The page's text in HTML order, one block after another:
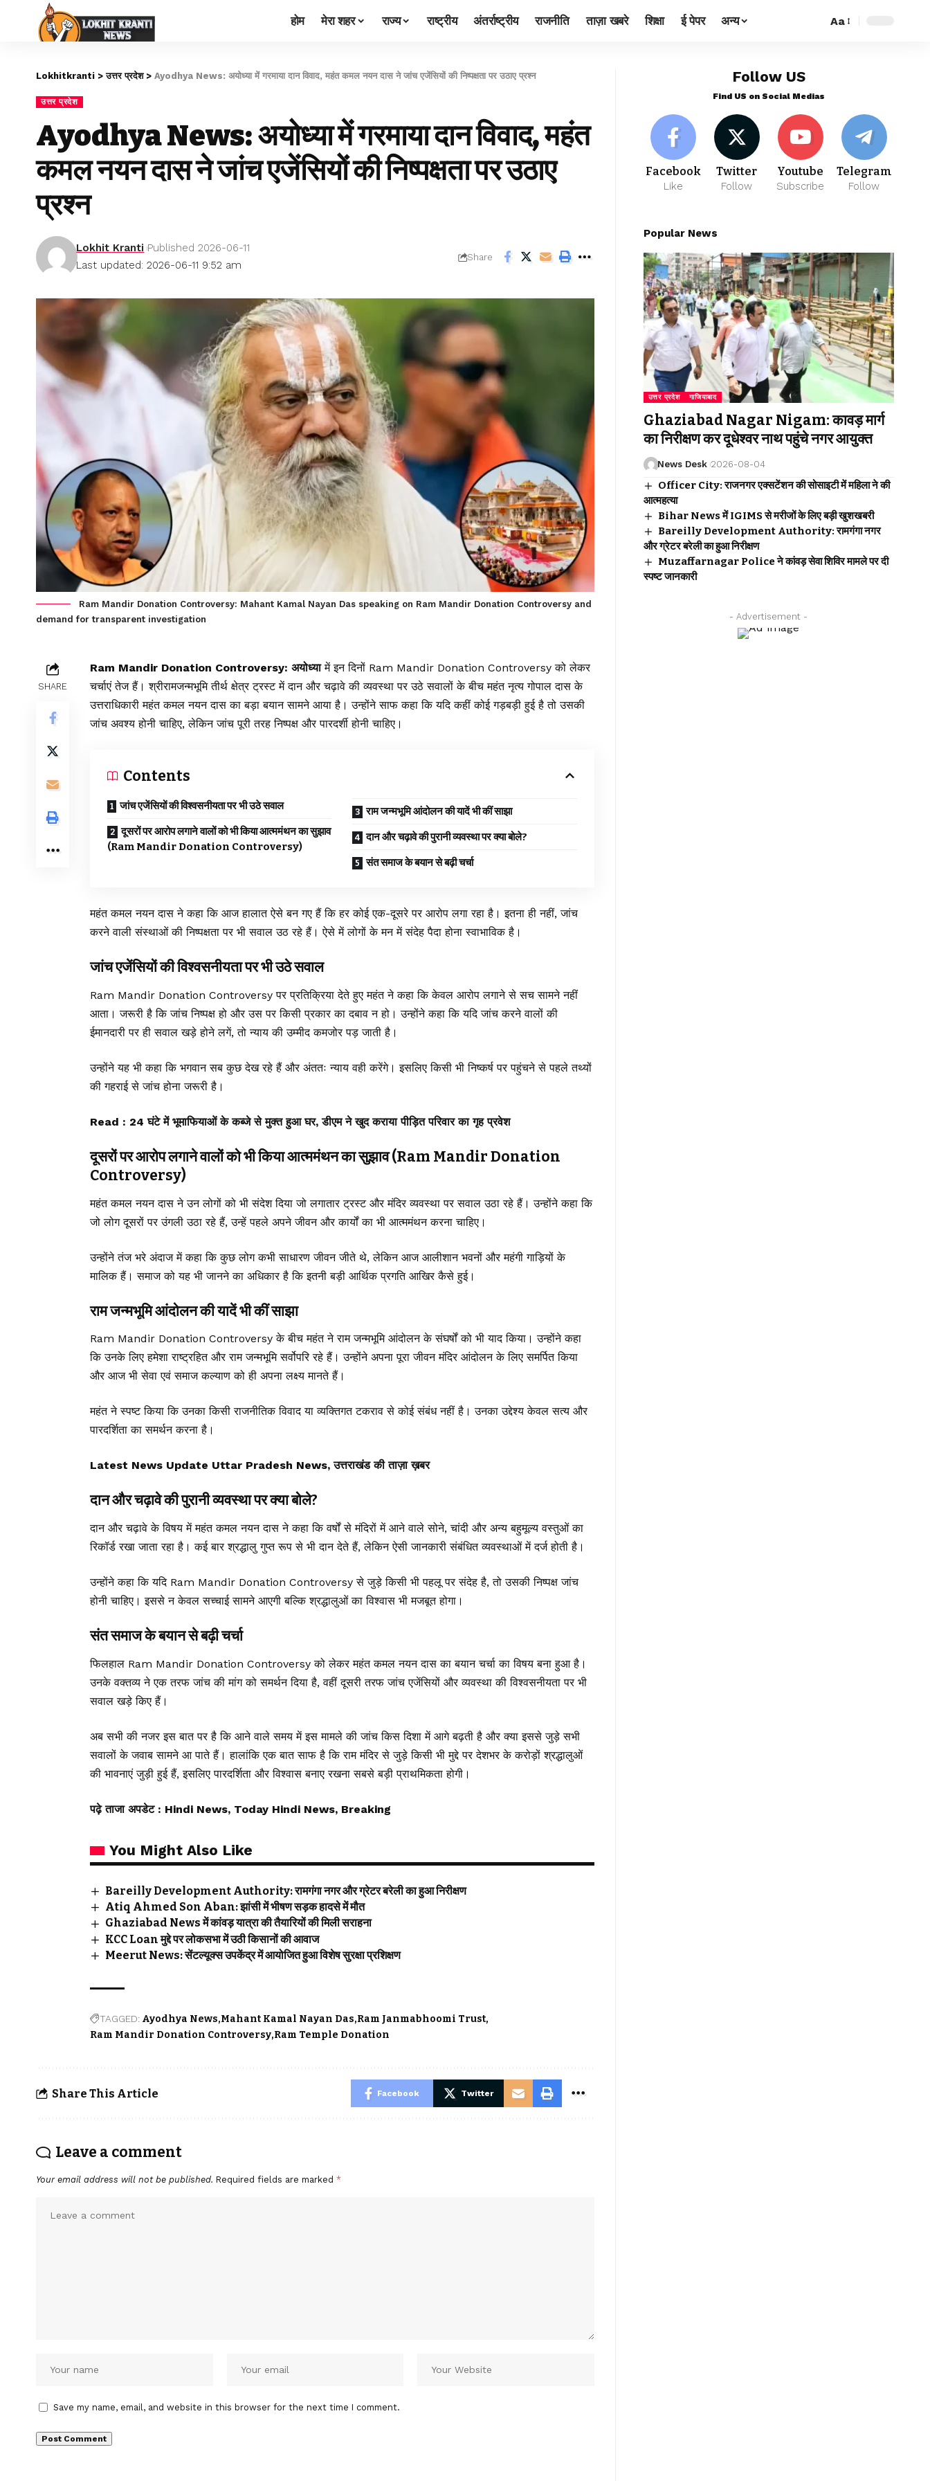
होम मेरा शहर राज्य राष्ट्रीय अंतर्राष्ट्रीय राजनीति ताज़ा खबरे शिक्षा ई पेपर अन्य Aa
Lokhitkranti >उत्तर प्रदेश> Ayodhya News: अयोध्या में गरमाया दान विवाद, महंत कमल नयन दास ने जांच एजेंसियों की निष्पक्षता पर उठाए प्रश्न
उत्तर प्रदेश
Ayodhya News: अयोध्या में गरमाया दान विवाद, महंत
कमल नयन दास ने जांच एजेंसियों की निष्पक्षता पर उठाए
प्रश्न
Last updated: 2026-06-11 9:52 am
Lokhit Kranti Published 2026-06-11
Share
Ram Mandir Donation Controversy: Mahant Kamal Nayan Das speaking on Ram Mandir Donation Controversy and
demand for transparent investigation
SHARE
Ram Mandir Donation Controversy: अयोध्यामें इन दिनों Ram Mandir Donation Controversy को लेकर
चर्चाएं तेज हैं। श्रीरामजन्मभूमि तीर्थ क्षेत्र ट्रस्ट में दान और चढ़ावे की व्यवस्था पर उठे सवालों के बीच महंत नृत्य गोपाल दास के
उत्तराधिकारी महंत कमल नयन दास का बड़ा बयान सामने आया है। उन्होंने साफ कहा कि यदि कहीं कोई गड़बड़ी हुई है तो उसकी
जांच अवश्य होनी चाहिए, लेकिन जांच पूरी तरह निष्पक्ष और पारदर्शी होनी चाहिए।
Contents
जांच एजेंसियों की विश्वसनीयता पर भी उठे सवाल
दूसरों पर आरोप लगाने वालों को भी किया आत्ममंथन का सुझाव
(Ram Mandir Donation Controversy)
राम जन्मभूमि आंदोलन की यादें भी कीं साझा
दान और चढ़ावे की पुरानी व्यवस्था पर क्या बोले?
संत समाज के बयान से बढ़ी चर्चा
महंत कमल नयन दास ने कहा कि आज हालात ऐसे बन गए हैं कि हर कोई एक-दूसरे पर आरोप लगा रहा है। इतना ही नहीं, जांच
करने वाली संस्थाओं की निष्पक्षता पर भी सवाल उठ रहे हैं। ऐसे में लोगों के मन में संदेह पैदा होना स्वाभाविक है।
जांच एजेंसियों की विश्वसनीयता पर भी उठे सवाल
Ram Mandir Donation Controversy पर प्रतिक्रिया देते हुए महंत ने कहा कि केवल आरोप लगाने से सच सामने नहीं
आता। जरूरी है कि जांच निष्पक्ष हो और उस पर किसी प्रकार का दबाव न हो। उन्होंने कहा कि यदि जांच करने वालों की
ईमानदारी पर ही सवाल खड़े होने लगें, तो न्याय की उम्मीद कमजोर पड़ जाती है।
उन्होंने यह भी कहा कि भगवान सब कुछ देख रहे हैं और अंततः न्याय वही करेंगे। इसलिए किसी भी निष्कर्ष पर पहुंचने से पहले तथ्यों
की गहराई से जांच होना जरूरी है।
Read : 24 घंटे में भूमाफियाओं के कब्जे से मुक्त हुआ घर, डीएम ने खुद कराया पीड़ित परिवार का गृह प्रवेश
दूसरों पर आरोप लगाने वालों को भी किया आत्ममंथन का सुझाव (Ram Mandir Donation
Controversy)
महंत कमल नयन दास ने उन लोगों को भी संदेश दिया जो लगातार ट्रस्ट और मंदिर व्यवस्था पर सवाल उठा रहे हैं। उन्होंने कहा कि
जो लोग दूसरों पर उंगली उठा रहे हैं, उन्हें पहले अपने जीवन और कार्यों का भी आत्ममंथन करना चाहिए।
उन्होंने तंज भरे अंदाज में कहा कि कुछ लोग कभी साधारण जीवन जीते थे, लेकिन आज आलीशान भवनों और महंगी गाड़ियों के
मालिक हैं। समाज को यह भी जानने का अधिकार है कि इतनी बड़ी आर्थिक प्रगति आखिर कैसे हुई।
राम जन्मभूमि आंदोलन की यादें भी कीं साझा
Ram Mandir Donation Controversy के बीच महंत ने राम जन्मभूमि आंदोलन के संघर्षों को भी याद किया। उन्होंने कहा
कि उनके लिए हमेशा राष्ट्रहित और राम जन्मभूमि सर्वोपरि रहे हैं। उन्होंने अपना पूरा जीवन मंदिर आंदोलन के लिए समर्पित किया
और आज भी सेवा एवं समाज कल्याण को ही अपना लक्ष्य मानते हैं।
महंत ने स्पष्ट किया कि उनका किसी राजनीतिक विवाद या व्यक्तिगत टकराव से कोई संबंध नहीं है। उनका उद्देश्य केवल सत्य और
पारदर्शिता का समर्थन करना है।
Latest News Update Uttar Pradesh News, उत्तराखंड की ताज़ा ख़बर
दान और चढ़ावे की पुरानी व्यवस्था पर क्या बोले?
दान और चढ़ावे के विषय में महंत कमल नयन दास ने कहा कि वर्षों से मंदिरों में आने वाले सोने, चांदी और अन्य बहुमूल्य वस्तुओं का
रिकॉर्ड रखा जाता रहा है। कई बार श्रद्धालु गुप्त रूप से भी दान देते हैं, लेकिन ऐसी जानकारी संबंधित व्यवस्थाओं में दर्ज होती है।
उन्होंने कहा कि यदि Ram Mandir Donation Controversy से जुड़े किसी भी पहलू पर संदेह है, तो उसकी निष्पक्ष जांच
होनी चाहिए। इससे न केवल सच्चाई सामने आएगी बल्कि श्रद्धालुओं का विश्वास भी मजबूत होगा।
संत समाज के बयान से बढ़ी चर्चा
फिलहाल Ram Mandir Donation Controversy को लेकर महंत कमल नयन दास का बयान चर्चा का विषय बना हुआ है।
उनके वक्तव्य ने एक तरफ जांच की मांग को समर्थन दिया है, वहीं दूसरी तरफ जांच एजेंसियों और व्यवस्था की विश्वसनीयता पर भी
सवाल खड़े किए हैं।
अब सभी की नजर इस बात पर है कि आने वाले समय में इस मामले की जांच किस दिशा में आगे बढ़ती है और क्या इससे जुड़े सभी
सवालों के जवाब सामने आ पाते हैं। हालांकि एक बात साफ है कि राम मंदिर से जुड़े किसी भी मुद्दे पर देशभर के करोड़ों श्रद्धालुओं
की भावनाएं जुड़ी हुई हैं, इसलिए पारदर्शिता और विश्वास बनाए रखना सबसे बड़ी प्राथमिकता होगी।
पढ़े ताजा अपडेट : Hindi News, Today Hindi News, Breaking
You Might Also Like
Bareilly Development Authority: रामगंगा नगर और ग्रेटर बरेली का हुआ निरीक्षण
Atiq Ahmed Son Aban: झांसी में भीषण सड़क हादसे में मौत
Ghaziabad News में कांवड़ यात्रा की तैयारियों की मिली सराहना
KCC Loan मुद्दे पर लोकसभा में उठी किसानों की आवाज
Meerut News: सेंटल्यूक्स उपकेंद्र में आयोजित हुआ विशेष सुरक्षा प्रशिक्षण
TAGGED: Ayodhya News Mahant Kamal Nayan Das Ram Janmabhoomi Trust
Ram Mandir Donation Controversy Ram Temple Donation
Share This Article Facebook Twitter
Leave a comment
Your email address will not be published. Required fields are marked *
Save my name, email, and website in this browser for the next time I comment.
Follow US
Find US on Social Medias
Facebook
Like
Twitter
Follow
Youtube
Subscribe
Telegram
Follow
Popular News
उत्तर प्रदेश गाजियाबाद
Ghaziabad Nagar Nigam: कावड़ मार्ग
का निरीक्षण कर दूधेश्वर नाथ पहुंचे नगर आयुक्त
News Desk 2026-08-04
Officer City: राजनगर एक्सटेंशन की सोसाइटी में महिला ने की
आत्महत्या
Bihar News में IGIMS से मरीजों के लिए बड़ी खुशखबरी
Bareilly Development Authority: रामगंगा नगर
और ग्रेटर बरेली का हुआ निरीक्षण
Muzaffarnagar Police ने कांवड़ सेवा शिविर मामले पर दी
स्पष्ट जानकारी
- Advertisement -